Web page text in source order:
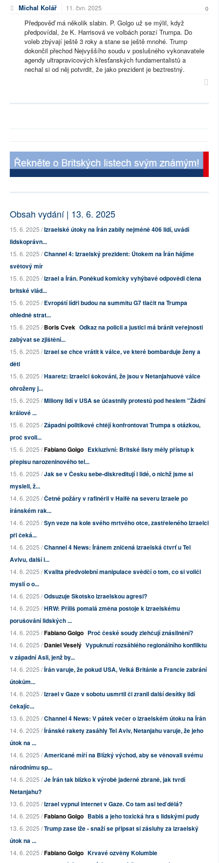
Michal Kolář 11. čvn. 2025 0
Předpověď má několik slabin. P. Golgo už se mýlil, když
předpovídal, že K. Harrisová ve volbách porazí Trumpa. Do
voleb zbývají ještě 3 roky a stane se ještě mnohé. Trump
dokončil přechod Nejvyššího soudu v poslušného vykonavatele
agendy ultrapravicových křesťanských fundamentalistů a
nechal si od něj potvrdit, že jako prezident je beztrestný.
Obsah vydání | 13. 6. 2025
15. 6. 2025 /Izraelské útoky na Írán zabily nejméně 406 lidí, uvádí
lidskoprávn...
15. 6. 2025 /Channel 4: Izraelský prezident: Útokem na Írán hájíme
světový mír
15. 6. 2025 /Izrael a Írán. Poněkud komicky vyhýbavé odpovědi člena
britské vlád...
15. 6. 2025 /Evropští lídři budou na summitu G7 tlačit na Trumpa
ohledně strat...
15. 6. 2025 /Boris Cvek Odkaz na policii a justici má bránit veřejnosti
zabývat se zjištění...
15. 6. 2025 /Izrael se chce vrátit k válce, ve které bombarduje ženy a
děti
15. 6. 2025 /Haaretz: Izraelci šokováni, že jsou v Netanjahuově válce
ohroženy j...
15. 6. 2025 /Miliony lidí v USA se účastnily protestů pod heslem "Žádní
králové ...
15. 6. 2025 /Západní politikové chtějí konfrontovat Trumpa s otázkou,
proč svoli...
15. 6. 2025 /Fabiano Golgo Exkluzivní: Britské listy měly přístup k
přepisu narozeninového tel...
15. 6. 2025 /Jak se v Česku sebe-diskreditují i lidé, o nichž jsme si
mysleli, ž...
14. 6. 2025 /Četné požáry v rafinérii v Haifě na severu Izraele po
íránském rak...
14. 6. 2025 /Syn veze na kole svého mrtvého otce, zastřeleného Izraelci
při čeká...
14. 6. 2025 /Channel 4 News: Íránem zničená izraelská čtvrť u Tel
Avivu, další i...
14. 6. 2025 /Kvalita předvolební manipulace svědčí o tom, co si voliči
myslí o o...
14. 6. 2025 /Odsuzuje Skotsko izraelskou agresi?
14. 6. 2025 /HRW: Příliš pomalá změna postoje k izraelskému
porušování lidských ...
14. 6. 2025 /Fabiano Golgo Proč české soudy zlehčují znásilnění?
14. 6. 2025 /Daniel Veselý Vypuknutí rozsáhlého regionálního konfliktu
v západní Asii, jenž by...
14. 6. 2025 /Írán varuje, že pokud USA, Velká Británie a Francie zabrání
útokům...
14. 6. 2025 /Izrael v Gaze v sobotu usmrtil či zranil další desítky lidí
čekajíc...
13. 6. 2025 /Channel 4 News: V pátek večer o izraelském útoku na Írán
14. 6. 2025 /Íránské rakety zasáhly Tel Aviv, Netanjahu varuje, že jeho
útok na ...
14. 6. 2025 /Američané míří na Blízký východ, aby se věnovali svému
národnímu sp...
14. 6. 2025 /Je Írán tak blízko k výrobě jaderné zbraně, jak tvrdí
Netanjahu?
13. 6. 2025 /Izrael vypnul internet v Gaze. Co tam asi teď dělá?
14. 6. 2025 /Fabiano Golgo Babiš a jeho toxická hra s lidskými pudy
13. 6. 2025 /Trump zase lže - snaží se připsat si zásluhy za izraelský
útok na ...
14. 6. 2025 /Fabiano Golgo Krvavé ozvěny Kolumbie